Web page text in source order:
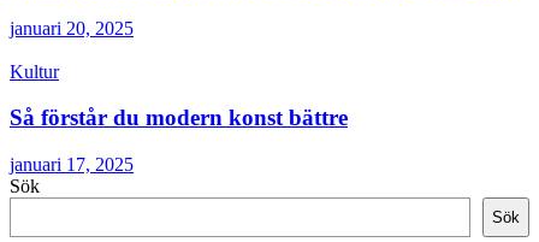
januari 20, 2025
Kultur
Så förstår du modern konst bättre
januari 17, 2025
Sök
Sök